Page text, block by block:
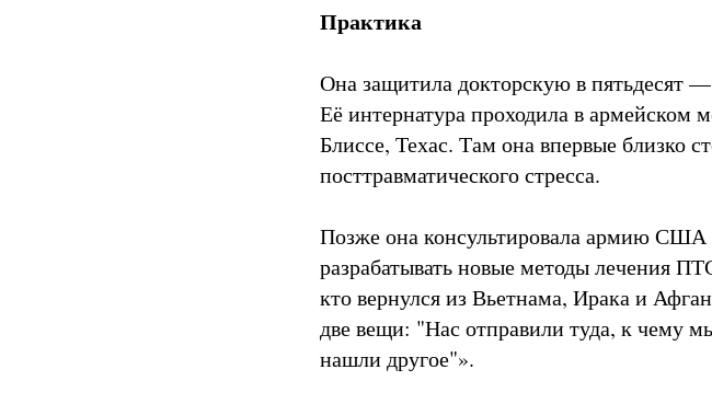
Практика
Она защитила докторскую в пятьдесят —
Её интернатура проходила в
Блиссе, Техас. Там она впервые близко
посттравматического стресса.
Позже она консультировала армию США
разрабатывать новые методы лечения
кто вернулся из Вьетнама, Ирака и
две вещи: "Нас отправили туда, к чему
нашли другое"».